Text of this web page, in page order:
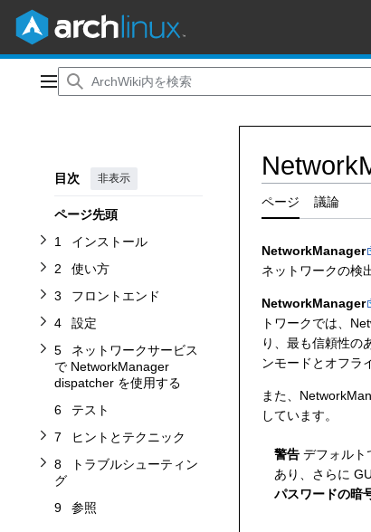
メインメニュー
目次 非表示
ページ先頭
1
インストール
インストールサブセクションを切り替えます
2 使い方
使い方サブセクションを切り替えます
3 フロントエンド
フロントエンドサブセクションを切り替えます
4 設定
設定サブセクションを切り替えます
5
ネットワークサービス
で NetworkManager
dispatcher を使用する
ネットワークサービスで NetworkManager dispatcher を使用するサブセクションを切り替えます
6
テスト
7
ヒントとテクニック
ヒントとテクニックサブセクションを切り替えます
8
トラブルシューティン
グ
トラブルシューティングサブセクションを切り替えます
9 参照
ページ 議論
NetworkManager
ネットワークの検
NetworkManager
トワークでは、
り、最も信頼性の
ンモードとオフラ
また、
しています。
警告 デフォルト
あり、さらに
パスワードの暗